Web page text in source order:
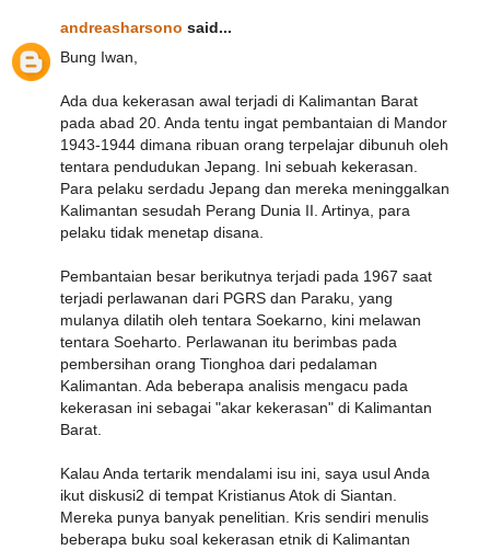
andreasharsono said...
Bung Iwan,
Ada dua kekerasan awal terjadi di Kalimantan Barat
pada abad 20. Anda tentu ingat pembantaian di Mandor
1943-1944 dimana ribuan orang terpelajar dibunuh oleh
tentara pendudukan Jepang. Ini sebuah kekerasan.
Para pelaku serdadu Jepang dan mereka meninggalkan
Kalimantan sesudah Perang Dunia II. Artinya, para
pelaku tidak menetap disana.
Pembantaian besar berikutnya terjadi pada 1967 saat
terjadi perlawanan dari PGRS dan Paraku, yang
mulanya dilatih oleh tentara Soekarno, kini melawan
tentara Soeharto. Perlawanan itu berimbas pada
pembersihan orang Tionghoa dari pedalaman
Kalimantan. Ada beberapa analisis mengacu pada
kekerasan ini sebagai "akar kekerasan" di Kalimantan
Barat.
Kalau Anda tertarik mendalami isu ini, saya usul Anda
ikut diskusi2 di tempat Kristianus Atok di Siantan.
Mereka punya banyak penelitian. Kris sendiri menulis
beberapa buku soal kekerasan etnik di Kalimantan